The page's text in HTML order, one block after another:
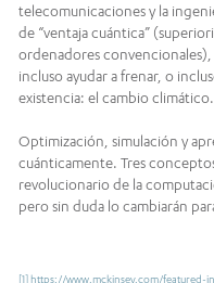
telecomunicaciones y la
de “ventaja cuántica”
ordenadores
incluso ayudar a frenar, o
existencia: el cambio climático.
Optimización, simulación y
cuánticamente. Tres
revolucionario de la
pero sin duda lo cambiarán
[1] https://www.mckinsey.com/featured-